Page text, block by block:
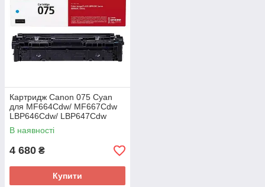
Картридж Canon 075 Cyan
для MF664Cdw/ MF667Cdw
LBP646Cdw/ LBP647Cdw
(6364C002AA)
В наявності
4 680 ₴
Купити